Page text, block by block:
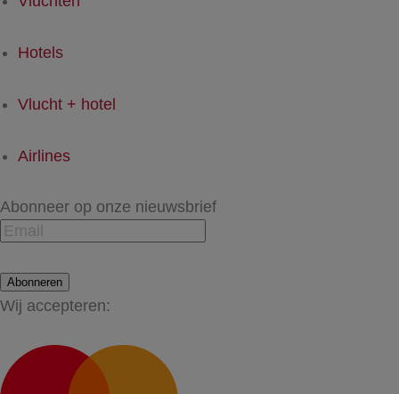
Hotels
Vlucht + hotel
Airlines
Abonneer op onze nieuwsbrief
Abonneren
Wij accepteren: